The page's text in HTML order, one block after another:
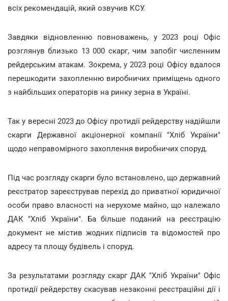
всіх рекомендацій, який озвучив КСУ.
Завдяки відновленню повноважень, у 2023 році Офіс
розглянув близько 13 000 скарг, чим запобіг численним
рейдерським атакам. Зокрема, у 2023 році Офісу вдалося
перешкодити захопленню виробничих приміщень одного
з найбільших операторів на ринку зерна в Україні.
Так у вересні 2023 до Офісу протидії рейдерству надійшли
скарги Державної акціонерної компанії "Хліб України"
щодо неправомірного захоплення виробничих споруд.
Під час розгляду скарги було встановлено, що державний
реєстратор зареєстрував перехід до приватної юридичної
особи право власності на нерухоме майно, що належало
ДАК "Хліб України". Ба більше поданий на реєстрацію
документ не містив жодних підписів та відомостей про
адресу та площу будівель і споруд.
За результатами розгляду скарг ДАК "Хліб України" Офіс
протидії рейдерству скасував незаконні реєстраційні дії і